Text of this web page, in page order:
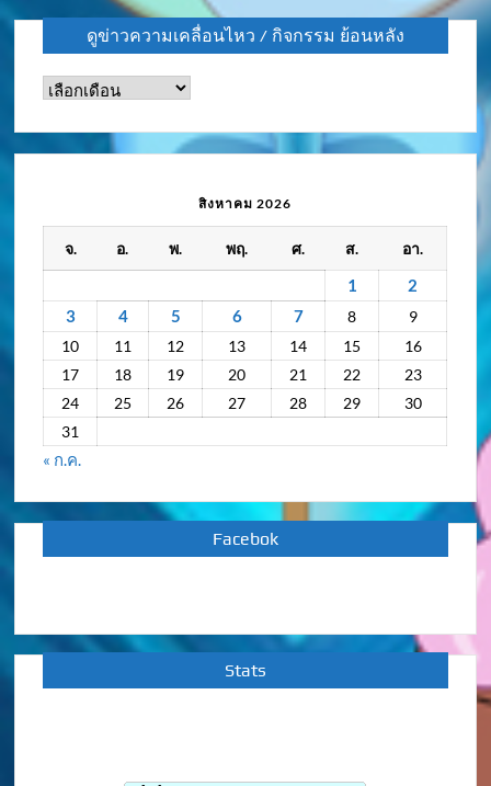
ดูข่าวความเคลื่อนไหว / กิจกรรม ย้อนหลัง
ดู
กิจกรรม
ย้อน
สิงหาคม 2026
จ. อ. พ. พฤ. ศ. ส. อา.
1
2
3
4 5 6 7 8
9
10
11 12 13 14 15
16
17
18 19 20 21 22
23
24
25 26 27 28 29
30
31
« ก.ค.
Facebok
Stats